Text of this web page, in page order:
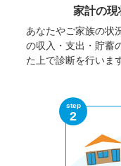
家計の現
あなたやご家族の状
の収入・支出・貯蓄
た上で診断を行います
step
2